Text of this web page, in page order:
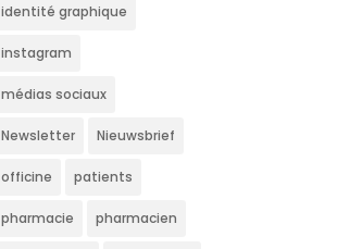
identité graphique
instagram
médias sociaux
Newsletter Nieuwsbrief
officine patients
pharmacie pharmacien